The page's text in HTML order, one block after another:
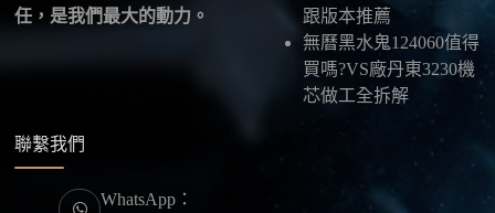
任，是我們最大的動力。
跟版本推薦
無曆黑水鬼124060值得
買嗎?VS廠丹東3230機
芯做工全拆解
聯繫我們
WhatsApp：